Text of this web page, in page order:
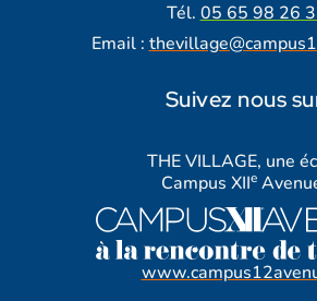
Tél. 05 65 98 26
Email :
Suivez nous
THE VILLAGE, une
Campus XIIe